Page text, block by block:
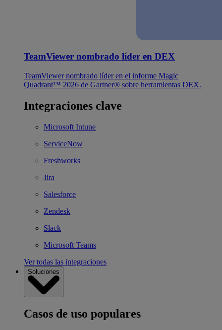
TeamViewer nombrado líder en DEX
TeamViewer nombrado líder en el informe Magic
Quadrant™ 2026 de Gartner® sobre herramientas DEX.
Integraciones clave
Microsoft Intune
ServiceNow
Freshworks
Jira
Salesforce
Zendesk
Slack
Microsoft Teams
Ver todas las integraciones
Soluciones
Casos de uso populares